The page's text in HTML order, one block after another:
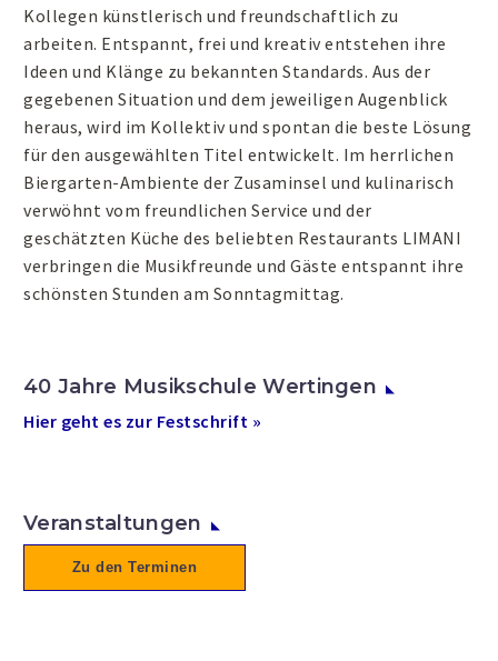
Kollegen künstlerisch und freundschaftlich zu
arbeiten. Entspannt, frei und kreativ entstehen ihre
Ideen und Klänge zu bekannten Standards. Aus der
gegebenen Situation und dem jeweiligen Augenblick
heraus, wird im Kollektiv und spontan die beste Lösung
für den ausgewählten Titel entwickelt. Im herrlichen
Biergarten-Ambiente der Zusaminsel und kulinarisch
verwöhnt vom freundlichen Service und der
geschätzten Küche des beliebten Restaurants LIMANI
verbringen die Musikfreunde und Gäste entspannt ihre
schönsten Stunden am Sonntagmittag.
40 Jahre Musikschule Wertingen
Hier geht es zur Festschrift »
Veranstaltungen
Zu den Terminen